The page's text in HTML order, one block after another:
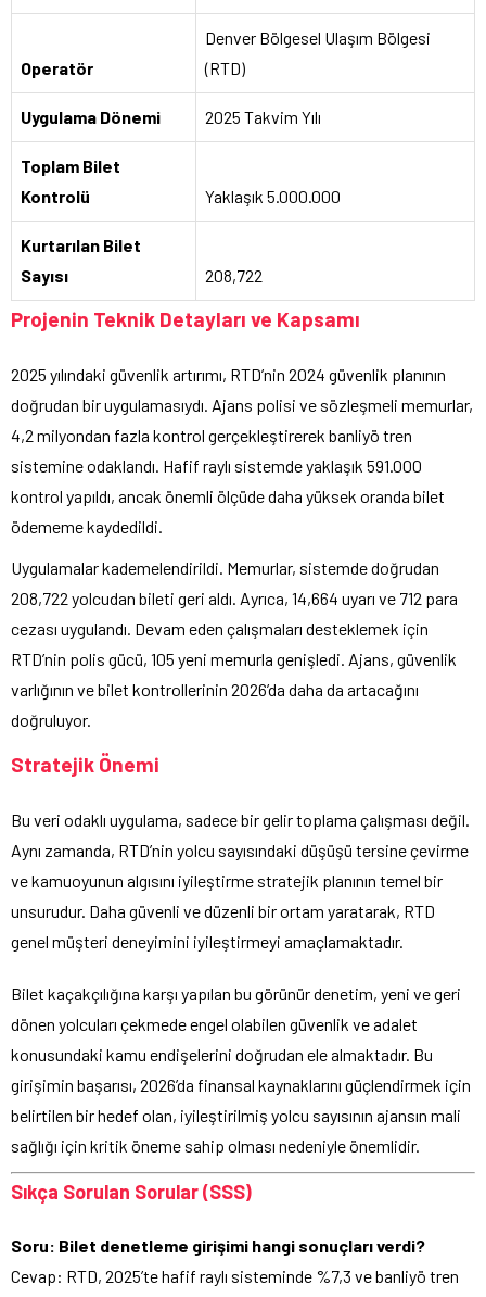
Operatör
Denver Bölgesel Ulaşım Bölgesi
(RTD)
Uygulama Dönemi 2025 Takvim Yılı
Toplam Bilet
Kontrolü
Yaklaşık 5.000.000
Kurtarılan Bilet
Sayısı
208,722
Projenin Teknik Detayları ve Kapsamı
2025 yılındaki güvenlik artırımı, RTD’nin 2024 güvenlik planının
doğrudan bir uygulamasıydı. Ajans polisi ve sözleşmeli memurlar,
4,2 milyondan fazla kontrol gerçekleştirerek banliyö tren
sistemine odaklandı. Hafif raylı sistemde yaklaşık 591.000
kontrol yapıldı, ancak önemli ölçüde daha yüksek oranda bilet
ödememe kaydedildi.
Uygulamalar kademelendirildi. Memurlar, sistemde doğrudan
208,722 yolcudan bileti geri aldı. Ayrıca, 14,664 uyarı ve 712 para
cezası uygulandı. Devam eden çalışmaları desteklemek için
RTD’nin polis gücü, 105 yeni memurla genişledi. Ajans, güvenlik
varlığının ve bilet kontrollerinin 2026’da daha da artacağını
doğruluyor.
Stratejik Önemi
Bu veri odaklı uygulama, sadece bir gelir toplama çalışması değil.
Aynı zamanda, RTD’nin yolcu sayısındaki düşüşü tersine çevirme
ve kamuoyunun algısını iyileştirme stratejik planının temel bir
unsurudur. Daha güvenli ve düzenli bir ortam yaratarak, RTD
genel müşteri deneyimini iyileştirmeyi amaçlamaktadır.
Bilet kaçakçılığına karşı yapılan bu görünür denetim, yeni ve geri
dönen yolcuları çekmede engel olabilen güvenlik ve adalet
konusundaki kamu endişelerini doğrudan ele almaktadır. Bu
girişimin başarısı, 2026’da finansal kaynaklarını güçlendirmek için
belirtilen bir hedef olan, iyileştirilmiş yolcu sayısının ajansın mali
sağlığı için kritik öneme sahip olması nedeniyle önemlidir.
Sıkça Sorulan Sorular (SSS)
Soru: Bilet denetleme girişimi hangi sonuçları verdi?
Cevap: RTD, 2025’te hafif raylı sisteminde %7,3 ve banliyö tren